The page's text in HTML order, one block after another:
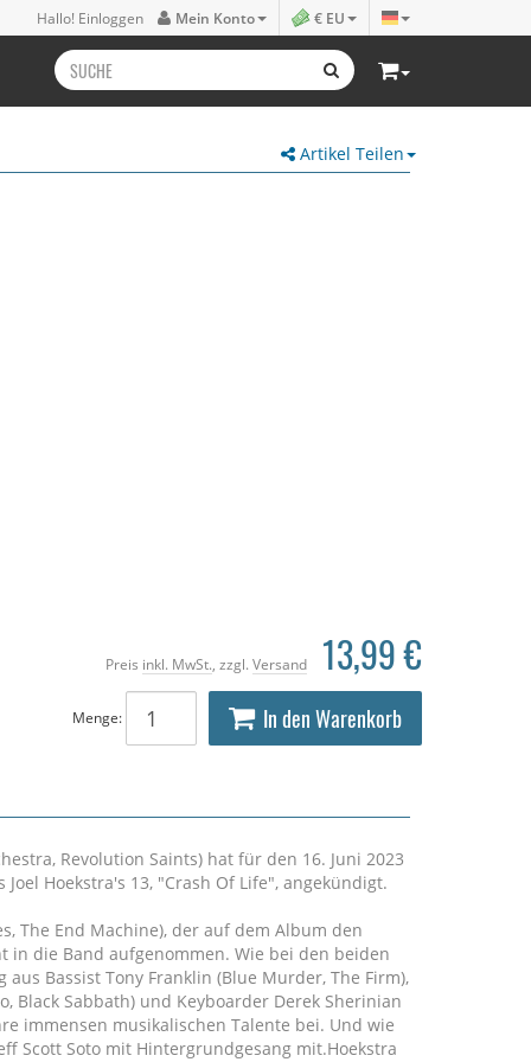
Hallo! Einloggen Mein Konto € EU
Artikel Teilen
Preis inkl. MwSt. , zzgl. Versand 13,99 €
Menge: In den Warenkorb
Revolution Saints) hat für den 16. Juni 2023
Hoekstra's 13, "Crash Of Life", angekündigt.
The End Machine), der auf dem Album den
in die Band aufgenommen. Wie bei den beiden
Bassist Tony Franklin (Blue Murder, The Firm),
Black Sabbath) und Keyboarder Derek Sherinian
immensen musikalischen Talente bei. Und wie
Scott Soto mit Hintergrundgesang mit.Hoekstra